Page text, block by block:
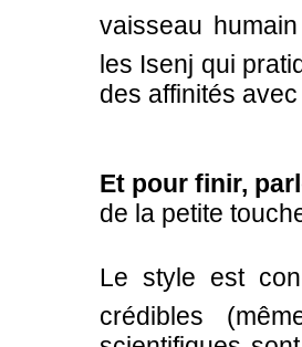
vaisseau
les Isenj qui
des affinités
Et pour finir,
de la petite
Le style est
crédibles